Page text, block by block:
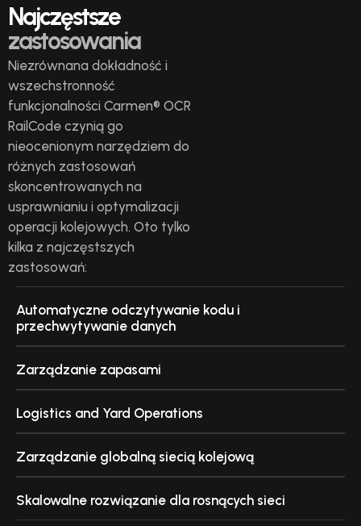
Najczęstsze
zastosowania
Niezrównana dokładność i
wszechstronność
funkcjonalności Carmen® OCR
RailCode czynią go
nieocenionym narzędziem do
różnych zastosowań
skoncentrowanych na
usprawnianiu i optymalizacji
operacji kolejowych. Oto tylko
kilka z najczęstszych
zastosowań:
Automatyczne odczytywanie kodu i
przechwytywanie danych
Zarządzanie zapasami
Logistics and Yard Operations
Zarządzanie globalną siecią kolejową
Skalowalne rozwiązanie dla rosnących sieci